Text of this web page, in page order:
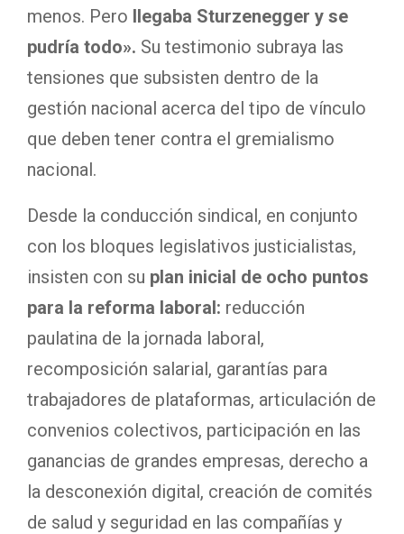
menos. Pero llegaba Sturzenegger y se
pudría todo». Su testimonio subraya las
tensiones que subsisten dentro de la
gestión nacional acerca del tipo de vínculo
que deben tener contra el gremialismo
nacional.
Desde la conducción sindical, en conjunto
con los bloques legislativos justicialistas,
insisten con su plan inicial de ocho puntos
para la reforma laboral: reducción
paulatina de la jornada laboral,
recomposición salarial, garantías para
trabajadores de plataformas, articulación de
convenios colectivos, participación en las
ganancias de grandes empresas, derecho a
la desconexión digital, creación de comités
de salud y seguridad en las compañías y